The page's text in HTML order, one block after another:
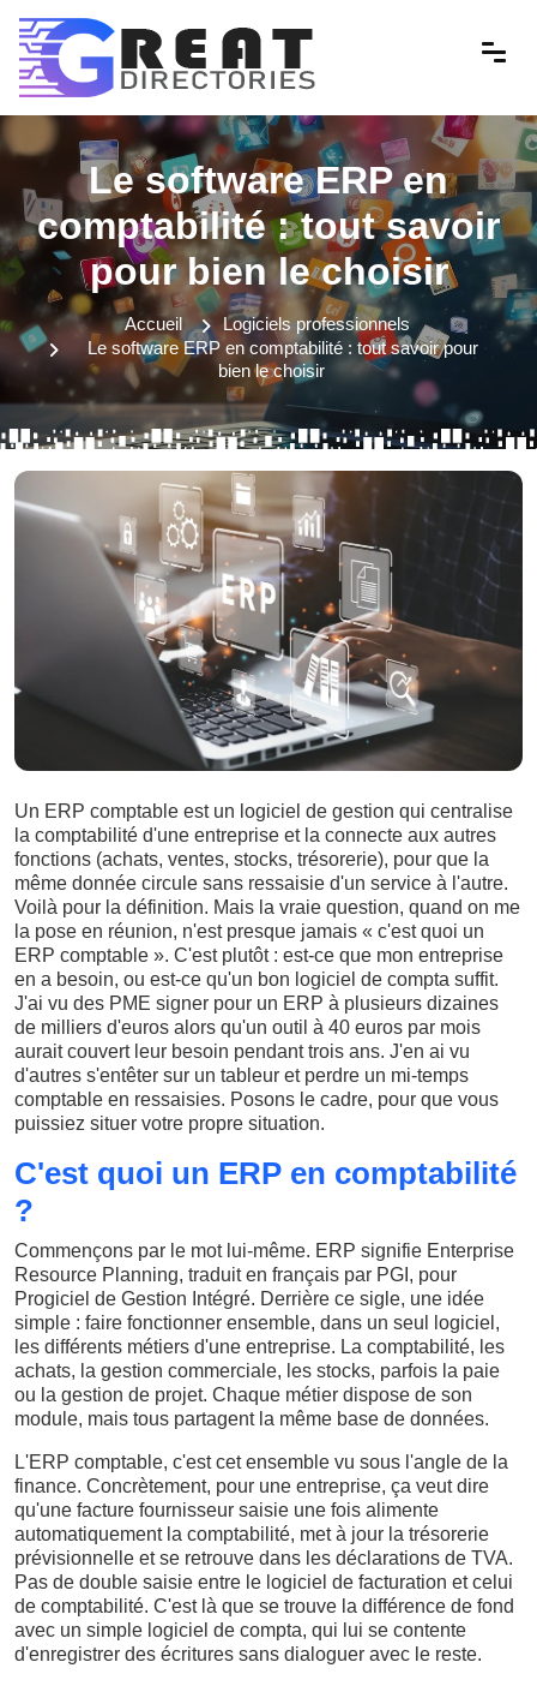
Le software ERP en
comptabilité : tout savoir
pour bien le choisir
Accueil
Logiciels professionnels
Le software ERP en comptabilité : tout savoir pour
bien le choisir
Un ERP comptable est un logiciel de gestion qui centralise
la comptabilité d'une entreprise et la connecte aux autres
fonctions (achats, ventes, stocks, trésorerie), pour que la
même donnée circule sans ressaisie d'un service à l'autre.
Voilà pour la définition. Mais la vraie question, quand on me
la pose en réunion, n'est presque jamais « c'est quoi un
ERP comptable ». C'est plutôt : est-ce que mon entreprise
en a besoin, ou est-ce qu'un bon logiciel de compta suffit.
J'ai vu des PME signer pour un ERP à plusieurs dizaines
de milliers d'euros alors qu'un outil à 40 euros par mois
aurait couvert leur besoin pendant trois ans. J'en ai vu
d'autres s'entêter sur un tableur et perdre un mi-temps
comptable en ressaisies. Posons le cadre, pour que vous
puissiez situer votre propre situation.
C'est quoi un ERP en comptabilité
?
Commençons par le mot lui-même. ERP signifie Enterprise
Resource Planning, traduit en français par PGI, pour
Progiciel de Gestion Intégré. Derrière ce sigle, une idée
simple : faire fonctionner ensemble, dans un seul logiciel,
les différents métiers d'une entreprise. La comptabilité, les
achats, la gestion commerciale, les stocks, parfois la paie
ou la gestion de projet. Chaque métier dispose de son
module, mais tous partagent la même base de données.
L'ERP comptable, c'est cet ensemble vu sous l'angle de la
finance. Concrètement, pour une entreprise, ça veut dire
qu'une facture fournisseur saisie une fois alimente
automatiquement la comptabilité, met à jour la trésorerie
prévisionnelle et se retrouve dans les déclarations de TVA.
Pas de double saisie entre le logiciel de facturation et celui
de comptabilité. C'est là que se trouve la différence de fond
avec un simple logiciel de compta, qui lui se contente
d'enregistrer des écritures sans dialoguer avec le reste.